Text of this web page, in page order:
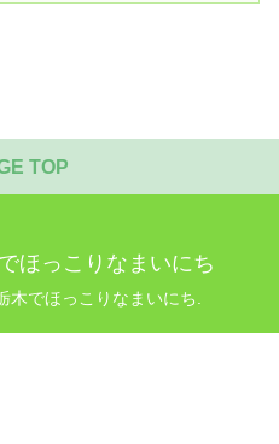
TOP
ほっこりなまいにち
木でほっこりなまいにち.